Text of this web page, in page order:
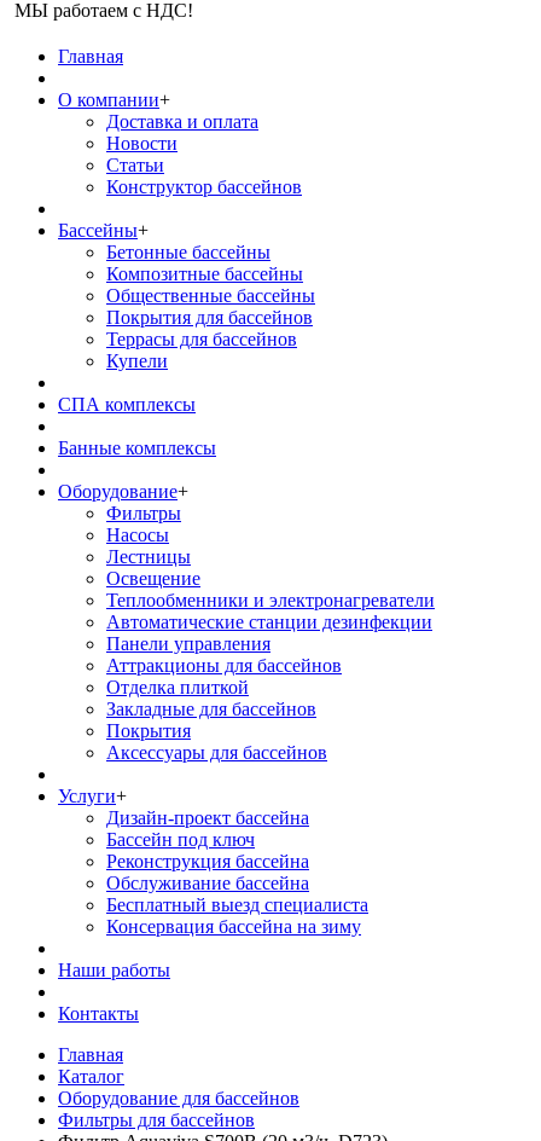
Главная
О компании+
Доставка и оплата
Новости
Статьи
Конструктор бассейнов
Бассейны+
Бетонные бассейны
Композитные бассейны
Общественные бассейны
Покрытия для бассейнов
Террасы для бассейнов
Купели
СПА комплексы
Банные комплексы
Оборудование+
Фильтры
Насосы
Лестницы
Освещение
Теплообменники и электронагреватели
Автоматические станции дезинфекции
Панели управления
Аттракционы для бассейнов
Отделка плиткой
Закладные для бассейнов
Покрытия
Аксессуары для бассейнов
Услуги+
Дизайн-проект бассейна
Бассейн под ключ
Реконструкция бассейна
Обслуживание бассейна
Бесплатный выезд специалиста
Консервация бассейна на зиму
Наши работы
Контакты
Главная
Каталог
Оборудование для бассейнов
Фильтры для бассейнов